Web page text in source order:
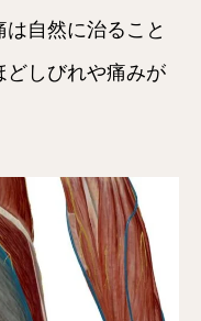
自然に治ること
どしびれや痛みが